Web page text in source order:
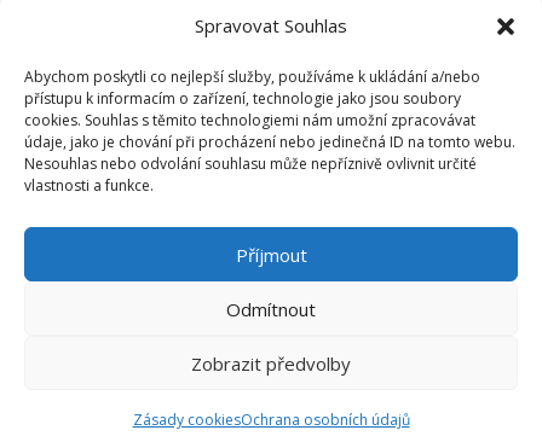
Spravovat Souhlas
Abychom poskytli co nejlepší služby, používáme k ukládání a/nebo
přístupu k informacím o zařízení, technologie jako jsou soubory
cookies. Souhlas s těmito technologiemi nám umožní zpracovávat
údaje, jako je chování při procházení nebo jedinečná ID na tomto webu.
Nesouhlas nebo odvolání souhlasu může nepříznivě ovlivnit určité
vlastnosti a funkce.
Příjmout
Odmítnout
Zobrazit předvolby
Zásady cookiesOchrana osobních údajů
Uvidíme se na Facebooku:
Obchodní podmínky
Živnostenský list
© 2024 Šárka Beránková – Vysmáté Tělo